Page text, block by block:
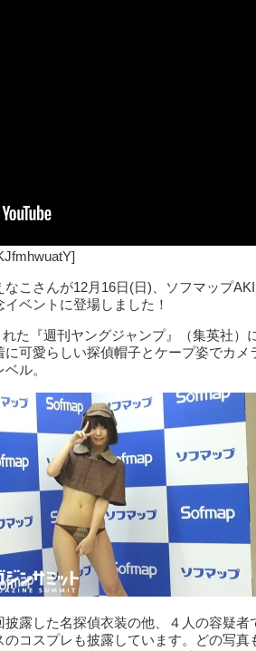
なこさんが12月16日(日)、ソフマップ
ベントに登場しました！
た『週刊ヤングジャンプ』（集英社）
可愛らしい探偵帽子とケープ姿でカメ
ル。
露した名探偵衣装の他、４人の容疑者
コスプレも披露しています。どの写真